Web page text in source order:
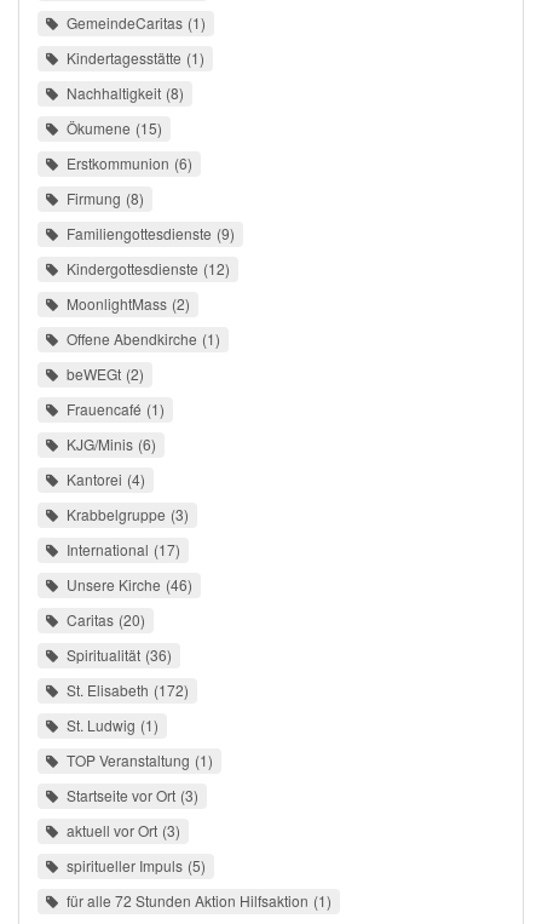
GemeindeCaritas 1
Kindertagesstätte 1
Nachhaltigkeit 8
Ökumene 15
Erstkommunion 6
Firmung 8
Familiengottesdienste 9
Kindergottesdienste 12
MoonlightMass 2
Offene Abendkirche 1
beWEGt 2
Frauencafé 1
KJG/Minis 6
Kantorei 4
Krabbelgruppe 3
International 17
Unsere Kirche 46
Caritas 20
Spiritualität 36
St. Elisabeth 172
St. Ludwig 1
TOP Veranstaltung 1
Startseite vor Ort 3
aktuell vor Ort 3
spiritueller Impuls 5
für alle 72 Stunden Aktion Hilfsaktion 1